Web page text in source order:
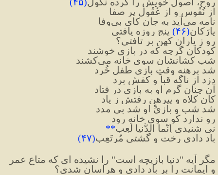
از نُفُوس و از عُقُولِ پر صفا
نامه می‌آید به جان کای بی‌وفا
یارَکانِ(۴۶) پنج روزه یافتی
رو ز یارانِ کهن بر تافتی؟
کودکان گرچه که در بازی خوشند
شب کشانشان سوی خانه می‌کشند
شد برهنه وقتِ بازی طفلِ خُرد
دزد از ناگه قبا و کفش برد
آن چنان گرم او به بازی در فتاد
کان کلاه و پیرهن رفتش ز یاد
شد شب و بازیِّ او شد بی ‌مدد
رو ندارد کو سوی خانه رود
نی شنیدی اِنَّما الدُّنیا لَعِب**
باد دادی رخت و گشتی مُرتَعِب(۴۷)
و ایمانت را بر باد دادی و هراسان شدی؟